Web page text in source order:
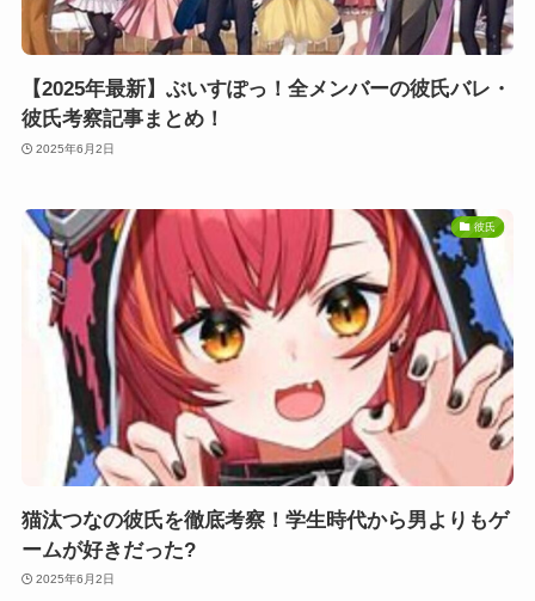
【2025年最新】ぶいすぽっ！全メンバーの彼氏バレ・
彼氏考察記事まとめ！
2025年6月2日
彼氏
猫汰つなの彼氏を徹底考察！学生時代から男よりもゲ
ームが好きだった?
2025年6月2日